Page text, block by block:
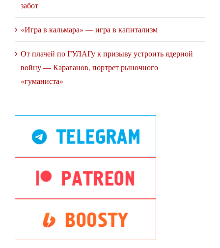
забот
«Игра в кальмара» — игра в капитализм
От плачей по ГУЛАГу к призыву устроить ядерной
войну — Караганов, портрет рыночного
«гуманиста»